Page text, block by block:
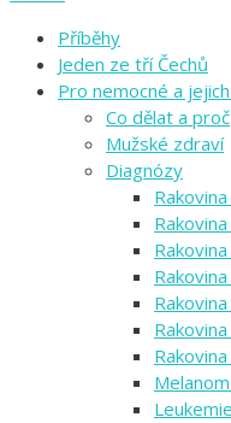
Příběhy
Jeden ze tří Čechů
Pro nemocné a
Co dělat a proč
Mužské zdraví
Diagnózy
Leukemie